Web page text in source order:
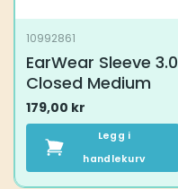
10992861
EarWear Sleeve 3.0
Closed Medium
179,00 kr
Legg i
handlekurv